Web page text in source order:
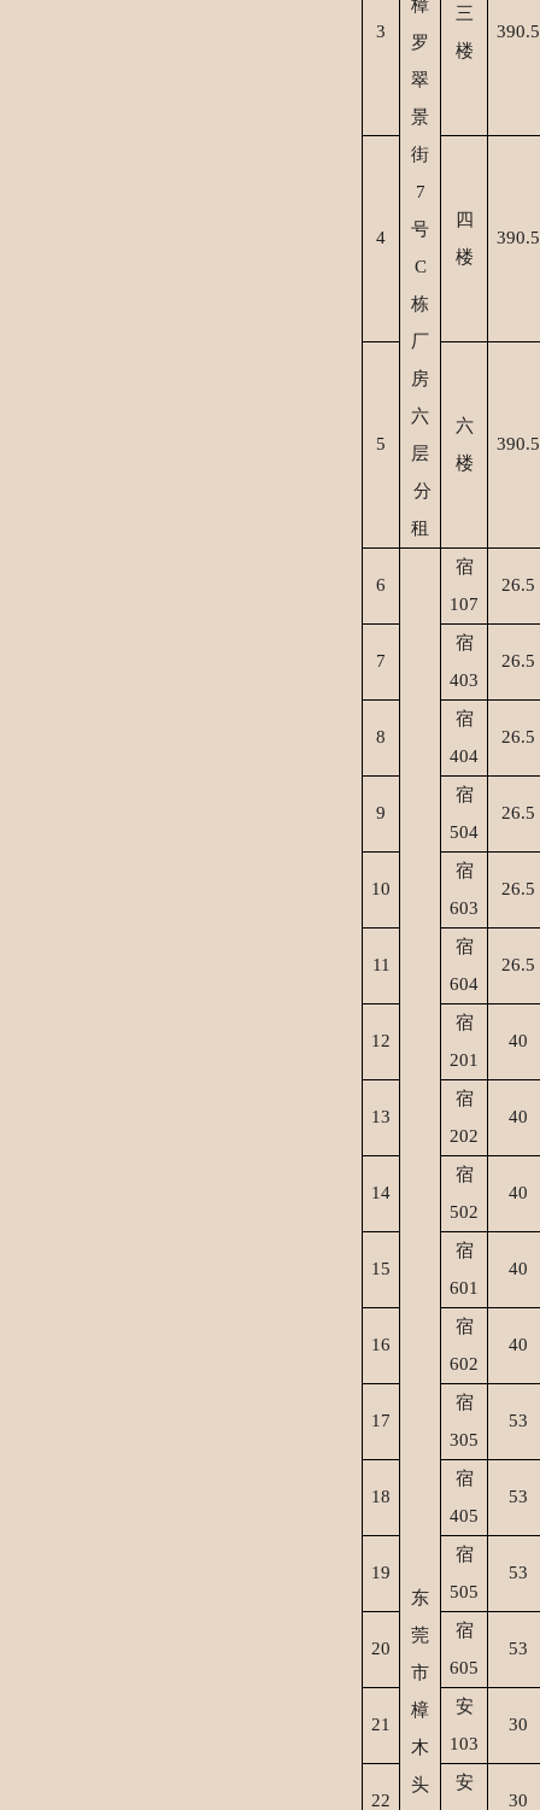
樟
罗
翠
景
街
7
号
C
栋
厂
房
六
层
分
租
3
三
楼
390.5
4
四
楼
390.5
5
六
楼
390.5
6
东
莞
市
樟
木
头
宿
107
26.5
7
宿
403
26.5
8
宿
404
26.5
9
宿
504
26.5
10
宿
603
26.5
11
宿
604
26.5
1 2
宿
201
40
13
宿
202
40
14
宿
502
40
1 5
宿
601
40
16
宿
602
40
1 7
宿
305
53
18
宿
405
53
19
宿
505
53
20
宿
605
53
21
安
103
30
22
安
30